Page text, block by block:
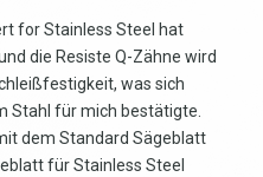
for Stainless Steel hat
die Resiste Q-Zähne wird
was sich
Stahl für mich bestätigte.
dem Standard Sägeblatt
für Stainless Steel